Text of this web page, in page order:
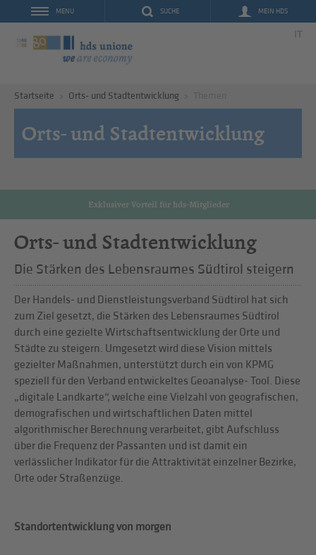
SUCHE MEIN HDS
MENU
IT
Startseite Orts- und Stadtentwicklung
Orts- und Stadtentwicklung
Exklusiver Vorteil für hds-Mitglieder
Orts- und Stadtentwicklung
Die Stärken des Lebensraumes Südtirol steigern
Der Handels- und Dienstleistungsverband Südtirol hat sich
zum Ziel gesetzt, die Stärken des Lebensraumes Südtirol
durch eine gezielte Wirtschaftsentwicklung der Orte und
Städte zu steigern. Umgesetzt wird diese Vision mittels
gezielter Maßnahmen, unterstützt durch ein von KPMG
speziell für den Verband entwickeltes Geoanalyse- Tool. Diese
„digitale Landkarte“, welche eine Vielzahl von geografischen,
demografischen und wirtschaftlichen Daten mittel
algorithmischer Berechnung verarbeitet, gibt Aufschluss
über die Frequenz der Passanten und ist damit ein
verlässlicher Indikator für die Attraktivität einzelner Bezirke,
Orte oder Straßenzüge.
Standortentwicklung von morgen